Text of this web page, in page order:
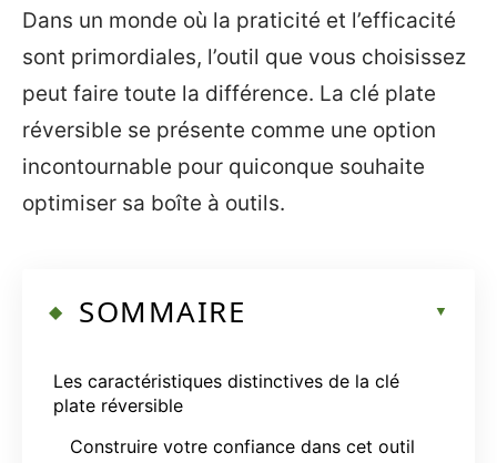
Dans un monde où la praticité et l’efficacité
sont primordiales, l’outil que vous choisissez
peut faire toute la différence. La clé plate
réversible se présente comme une option
incontournable pour quiconque souhaite
optimiser sa boîte à outils.
SOMMAIRE
Les caractéristiques distinctives de la clé
plate réversible
Construire votre confiance dans cet outil